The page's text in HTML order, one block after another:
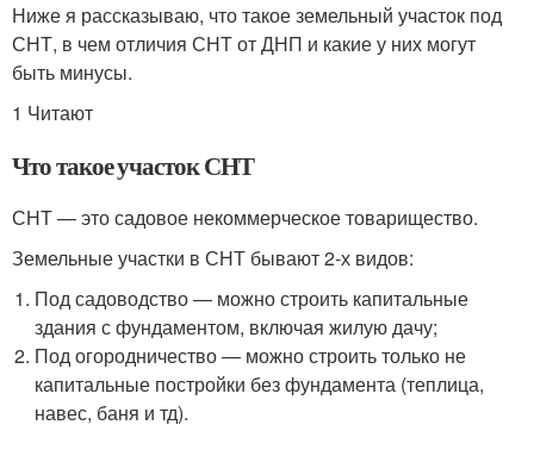
Ниже я рассказываю, что такое земельный участок под
СНТ, в чем отличия СНТ от ДНП и какие у них могут
быть минусы.
1 Читают
Что такое участок СНТ
СНТ — это садовое некоммерческое товарищество.
Земельные участки в СНТ бывают 2-х видов:
Под садоводство — можно строить капитальные
здания с фундаментом, включая жилую дачу;
Под огородничество — можно строить только не
капитальные постройки без фундамента (теплица,
навес, баня и тд).